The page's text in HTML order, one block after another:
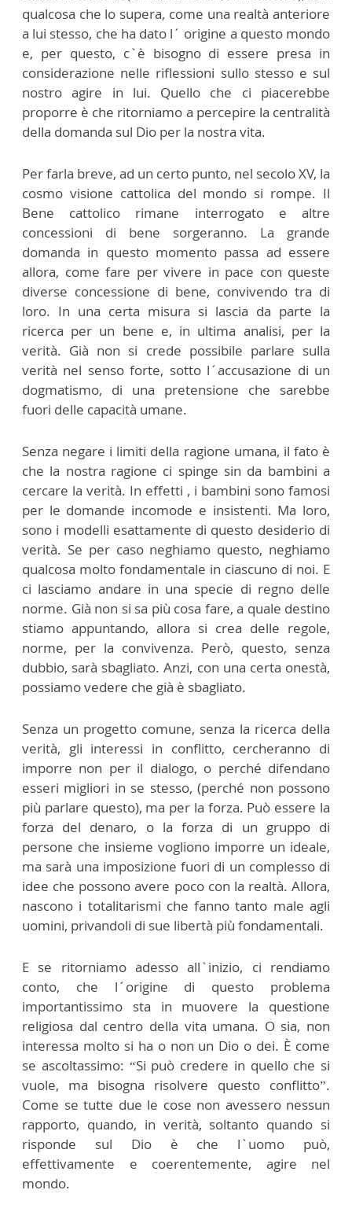
qualcosa che lo supera, come una realtà anteriore
a lui stesso, che ha dato l´ origine a questo mondo
e, per questo, c`è bisogno di essere presa in
considerazione nelle riflessioni sullo stesso e sul
nostro agire in lui. Quello che ci piacerebbe
proporre è che ritorniamo a percepire la centralità
della domanda sul Dio per la nostra vita.
Per farla breve, ad un certo punto, nel secolo XV, la
cosmo visione cattolica del mondo si rompe. Il
Bene cattolico rimane interrogato e altre
concessioni di bene sorgeranno. La grande
domanda in questo momento passa ad essere
allora, come fare per vivere in pace con queste
diverse concessione di bene, convivendo tra di
loro. In una certa misura si lascia da parte la
ricerca per un bene e, in ultima analisi, per la
verità. Già non si crede possibile parlare sulla
verità nel senso forte, sotto l´accusazione di un
dogmatismo, di una pretensione che sarebbe
fuori delle capacità umane.
Senza negare i limiti della ragione umana, il fato è
che la nostra ragione ci spinge sin da bambini a
cercare la verità. In effetti , i bambini sono famosi
per le domande incomode e insistenti. Ma loro,
sono i modelli esattamente di questo desiderio di
verità. Se per caso neghiamo questo, neghiamo
qualcosa molto fondamentale in ciascuno di noi. E
ci lasciamo andare in una specie di regno delle
norme. Già non si sa più cosa fare, a quale destino
stiamo appuntando, allora si crea delle regole,
norme, per la convivenza. Però, questo, senza
dubbio, sarà sbagliato. Anzi, con una certa onestà,
possiamo vedere che già è sbagliato.
Senza un progetto comune, senza la ricerca della
verità, gli interessi in conflitto, cercheranno di
imporre non per il dialogo, o perché difendano
esseri migliori in se stesso, (perché non possono
più parlare questo), ma per la forza. Può essere la
forza del denaro, o la forza di un gruppo di
persone che insieme vogliono imporre un ideale,
ma sarà una imposizione fuori di un complesso di
idee che possono avere poco con la realtà. Allora,
nascono i totalitarismi che fanno tanto male agli
uomini, privandoli di sue libertà più fondamentali.
E se ritorniamo adesso all`inizio, ci rendiamo
conto, che l´origine di questo problema
importantissimo sta in muovere la questione
religiosa dal centro della vita umana. O sia, non
interessa molto si ha o non un Dio o dei. È come
se ascoltassimo: “Si può credere in quello che si
vuole, ma bisogna risolvere questo conflitto”.
Come se tutte due le cose non avessero nessun
rapporto, quando, in verità, soltanto quando si
risponde sul Dio è che l`uomo può,
effettivamente e coerentemente, agire nel
mondo.